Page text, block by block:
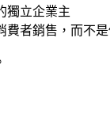
獨立企業主
費者銷售，而不